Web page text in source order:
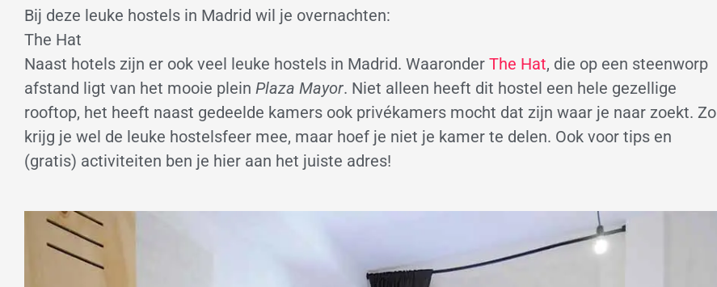
Bij deze leuke hostels in Madrid wil je overnachten:
The Hat
Naast hotels zijn er ook veel leuke hostels in Madrid. Waaronder The Hat, die op een steenworp
afstand ligt van het mooie plein Plaza Mayor. Niet alleen heeft dit hostel een hele gezellige
rooftop, het heeft naast gedeelde kamers ook privékamers mocht dat zijn waar je naar zoekt. Zo
krijg je wel de leuke hostelsfeer mee, maar hoef je niet je kamer te delen. Ook voor tips en
(gratis) activiteiten ben je hier aan het juiste adres!